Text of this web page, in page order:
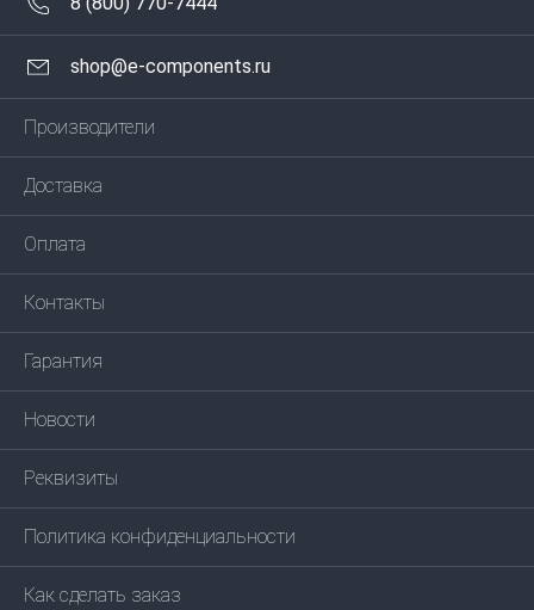
shop@e-components.ru
Производители
Доставка
Оплата
Контакты
Гарантия
Новости
Реквизиты
Политика конфиденциальности
Как сделать заказ